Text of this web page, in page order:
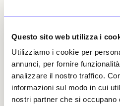
Questo sito web utilizza i
Utilizziamo i cookie per
annunci, per fornire
analizzare il nostro traffico.
informazioni sul modo in cui
nostri partner che si occupano
Bukowskis,
Bruun Rasmussen,
d’asta. [Redazione]
06
Scoperto un